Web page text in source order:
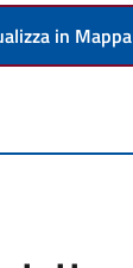
in Mappa